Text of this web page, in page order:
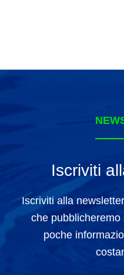
Iscriviti
Iscriviti alla
che
poche